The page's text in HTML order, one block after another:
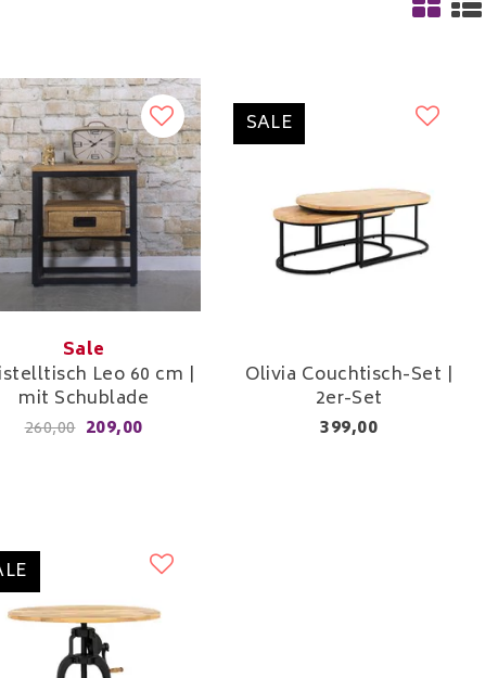
Sale
Leo 60 cm |
mit Schublade
260,00 209,00
SALE
Olivia Couchtisch-Set |
2er-Set
399,00